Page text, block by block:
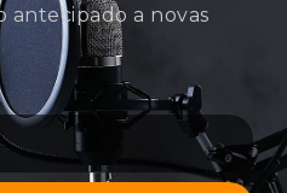
antecipado a novas